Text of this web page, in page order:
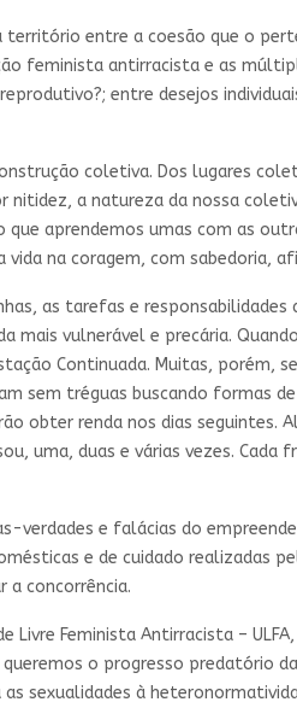
entre a coesão que o
feminista antirracista e as
entre desejos
coletiva. Dos lugares
a natureza da nossa
aprendemos umas com as
na coragem, com sabedoria,
as tarefas e
mais vulnerável e precária.
Continuada. Muitas, porém,
sem tréguas buscando formas
obter renda nos dias seguintes.
uma, duas e várias vezes.
e falácias do
e de cuidado realizadas
a concorrência.
Livre Feminista Antirracista –
o progresso predatório
sexualidades à